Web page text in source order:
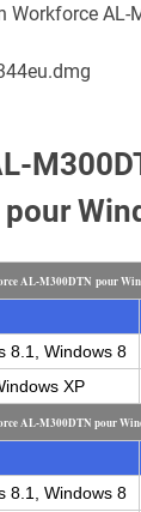
Workforce AL-
AL-M300DTN pour
8.1, Windows 8
XP
AL-M300DTN pour
8.1, Windows 8